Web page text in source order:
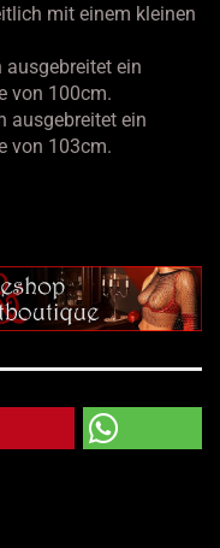
mit einem kleinen
ausgebreitet ein
von 100cm.
ausgebreitet ein
von 103cm.